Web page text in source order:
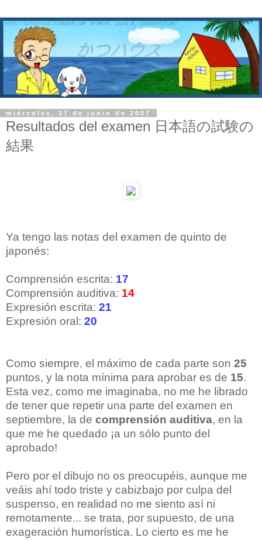
miércoles, 27 de junio de 2007
Resultados del examen 日本語の試験の
結果
Ya tengo las notas del examen de quinto de
japonés:
Comprensión escrita: 17
Comprensión auditiva: 14
Expresión escrita: 21
Expresión oral: 20
Como siempre, el máximo de cada parte son 25
puntos, y la nota mínima para aprobar es de 15.
Esta vez, como me imaginaba, no me he librado
de tener que repetir una parte del examen en
septiembre, la de comprensión auditiva, en la
que me he quedado ¡a un sólo punto del
aprobado!
Pero por el dibujo no os preocupéis, aunque me
veáis ahí todo triste y cabizbajo por culpa del
suspenso, en realidad no me siento así ni
remotamente... se trata, por supuesto, de una
exageración humorística. Lo cierto es me he